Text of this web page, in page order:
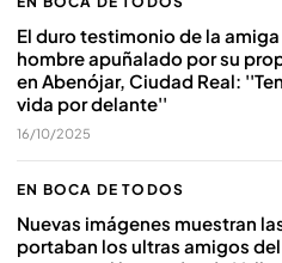
El duro testimonio de la amiga
hombre apuñalado por su
en Abenójar, Ciudad Real:
vida por delante''
16/10/2025
EN BOCA DE TODOS
Nuevas imágenes muestran
portaban los ultras amigos